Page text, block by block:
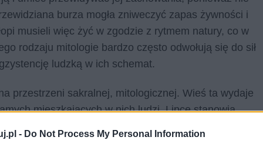
- Do Not Process My Personal Information
burza mogła zniweczyć zapas żywności i
musieli więc żyć w zgodzie z rytmem natury, co w
rodzaju mitologie bardzo często odwołują się do sił
ludzką w ich schemat.
przestrzeni sakralnej, mitologicznej. Wieś ta wydaje
mieszkających w nich ludzi. Lipce stanowią
wszystkie rodzaje archetypowych
wszystko, nie potrzebują „reszty świata”, wydaje